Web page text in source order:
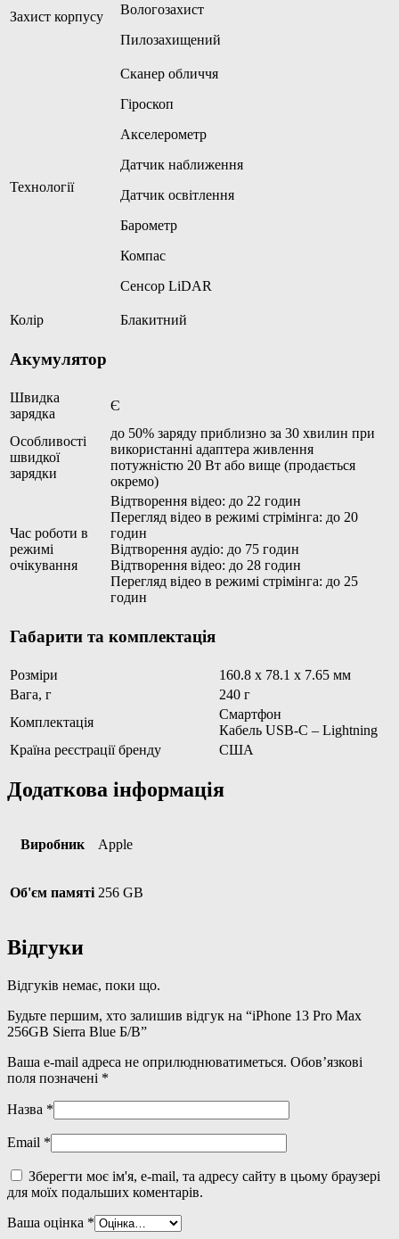
Захист корпусу
Вологозахист
Пилозахищений
Технології
Сканер обличчя
Гіроскоп
Акселерометр
Датчик наближення
Датчик освітлення
Барометр
Компас
Сенсор LiDAR
Колір Блакитний
Акумулятор
Швидка
зарядка
Є
Особливості
швидкої
зарядки
до 50% заряду приблизно за 30 хвилин при
використанні адаптера живлення
потужністю 20 Вт або вище (продається
окремо)
Час роботи в
режимі
очікування
Відтворення відео: до 22 годин
Перегляд відео в режимі стрімінга: до 20
годин
Відтворення аудіо: до 75 годин
Відтворення відео: до 28 годин
Перегляд відео в режимі стрімінга: до 25
годин
Габарити та комплектація
Розміри
160.8 x 78.1 x 7.65 мм
Вага, г
240 г
Комплектація
Смартфон
Кабель USB-C – Lightning
Країна реєстрації бренду
США
Додаткова інформація
Виробник Apple
Об'єм памяті 256 GB
Відгуки
Відгуків немає, поки що.
Будьте першим, хто залишив відгук на “iPhone 13 Pro Max
256GB Sierra Blue Б/В”
Ваша e-mail адреса не оприлюднюватиметься. Обов’язкові
поля позначені *
Назва *
Email *
Зберегти моє ім'я, e-mail, та адресу сайту в цьому браузері
для моїх подальших коментарів.
Ваша оцінка *